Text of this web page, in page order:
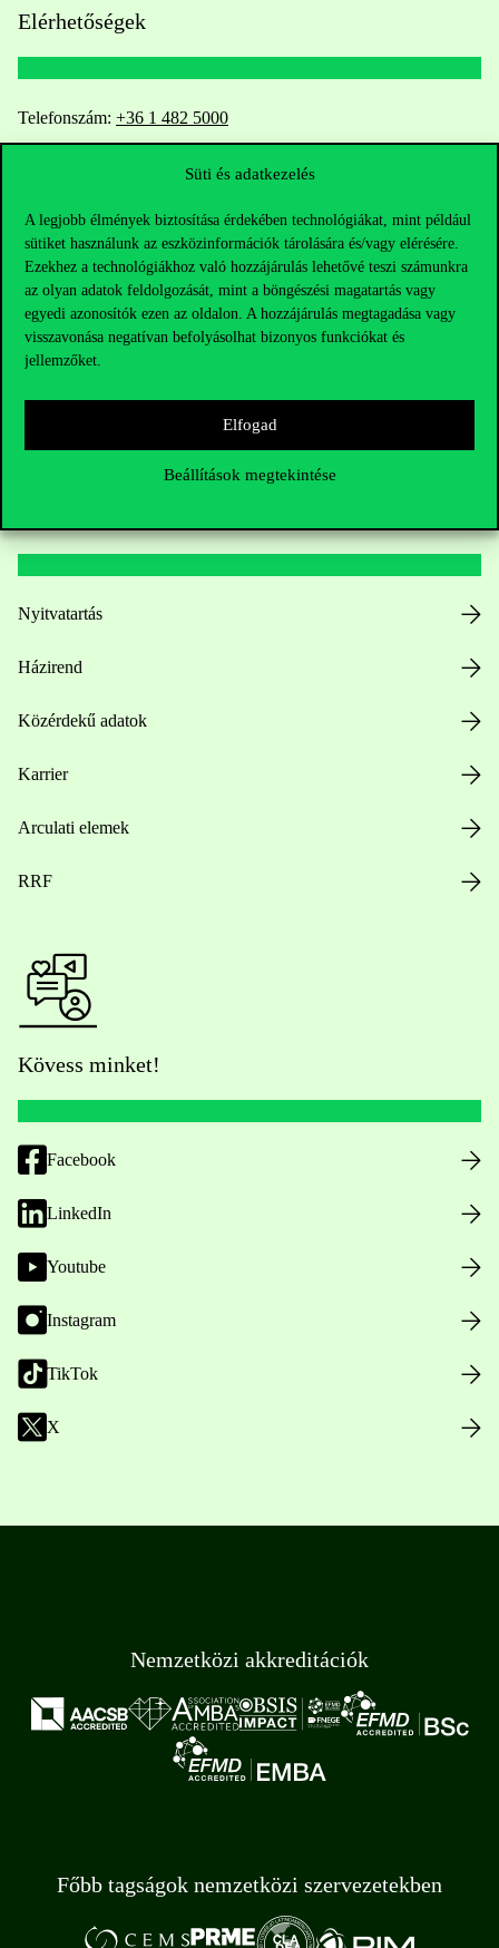
Süti és adatkezelés
A legjobb élmények biztosítása érdekében technológiákat, mint például
sütiket használunk az eszközinformációk tárolására és/vagy elérésére.
Ezekhez a technológiákhoz való hozzájárulás lehetővé teszi számunkra
az olyan adatok feldolgozását, mint a böngészési magatartás vagy
egyedi azonosítók ezen az oldalon. A hozzájárulás megtagadása vagy
visszavonása negatívan befolyásolhat bizonyos funkciókat és
jellemzőket.
Elfogad
Beállítások megtekintése
Elérhetőségek
Telefonszám: +36 1 482 5000
Kérdésed van a felvételivel kapcsolatban?
Oktatói elérhetőségek
HUB jelenlegi hallgatóinknak
Sajtó:press@uni-corvinus.hu
Nyitvatartás
Házirend
Közérdekű adatok
Karrier
Arculati elemek
RRF
Kövess minket!
Facebook
LinkedIn
Youtube
Instagram
TikTok
X
Nemzetközi akkreditációk
Főbb tagságok nemzetközi szervezetekben